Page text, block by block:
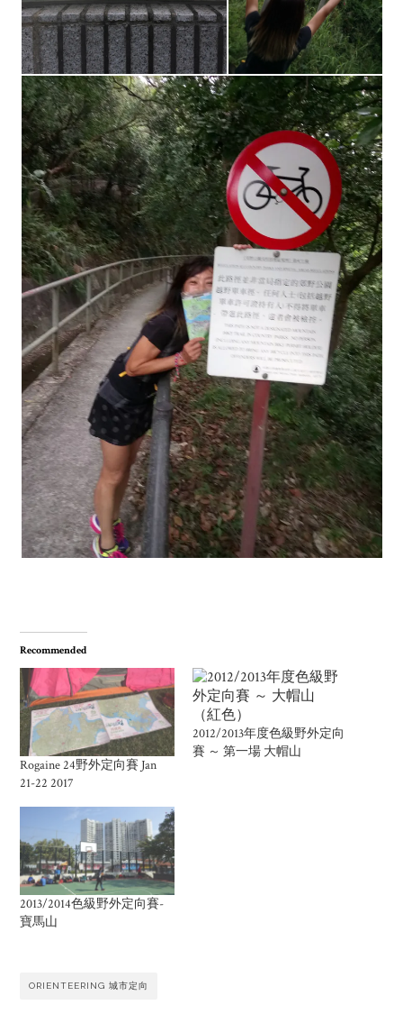
Recommended
Rogaine 24野外定向賽 Jan
21-22 2017
2012/2013年度色級野外定向
賽 ～ 第一場 大帽山
2013/2014色級野外定向賽-
寶馬山
ORIENTEERING 城市定向